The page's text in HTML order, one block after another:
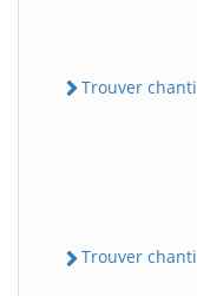
Trouver
Trouver